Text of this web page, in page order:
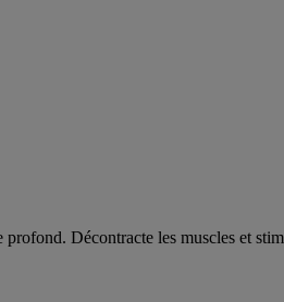
Décontracte les muscles et